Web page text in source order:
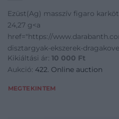
Ezüst(Ag) masszív figaro
24,27 g<a
href="https://
disztargyak-ekszerek-
ekszerek-
Kikiáltási ár: 10 000 Ft
Aukció: 422. Online auction
MEGTEKINTEM